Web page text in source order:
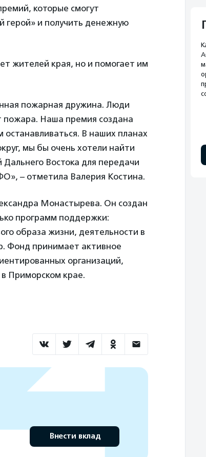
которые смогут
герой» и получить денежную
жителей края, но и помогает им
пожарная дружина. Люди
пожара. Наша премия создана
В наших планах
мы бы очень хотели найти
Востока для передачи
– отметила Валерия Костина.
Монастырева. Он создан
программ поддержки:
образа жизни, деятельности в
Фонд принимает активное
организаций,
Приморском крае.
Внести вклад